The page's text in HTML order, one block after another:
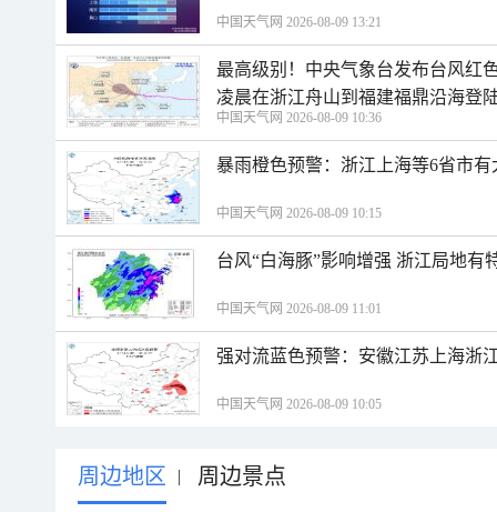
中国天气网 2026-08-09 13:21
最高级别！中央气象台发布台风红
凌晨在浙江舟山到福建福鼎沿海登
中国天气网 2026-08-09 10:36
暴雨橙色预警：浙江上海等6省市
中国天气网 2026-08-09 10:15
台风“白海豚”影响增强 浙江局地有
中国天气网 2026-08-09 11:01
强对流蓝色预警：安徽江苏上海浙
中国天气网 2026-08-09 10:05
周边地区 | 周边景点